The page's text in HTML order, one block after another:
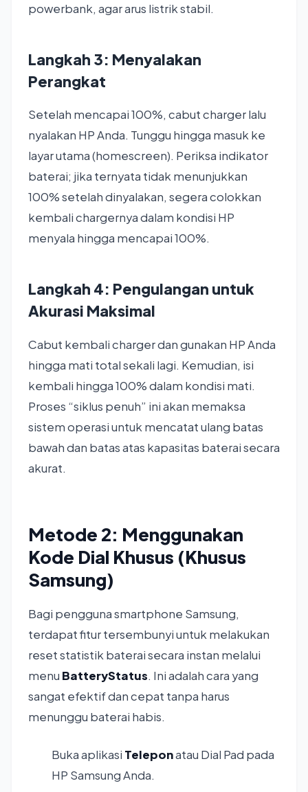
powerbank, agar arus listrik stabil.
Langkah 3: Menyalakan
Perangkat
Setelah mencapai 100%, cabut charger lalu
nyalakan HP Anda. Tunggu hingga masuk ke
layar utama (homescreen). Periksa indikator
baterai; jika ternyata tidak menunjukkan
100% setelah dinyalakan, segera colokkan
kembali chargernya dalam kondisi HP
menyala hingga mencapai 100%.
Langkah 4: Pengulangan untuk
Akurasi Maksimal
Cabut kembali charger dan gunakan HP Anda
hingga mati total sekali lagi. Kemudian, isi
kembali hingga 100% dalam kondisi mati.
Proses “siklus penuh” ini akan memaksa
sistem operasi untuk mencatat ulang batas
bawah dan batas atas kapasitas baterai secara
akurat.
Metode 2: Menggunakan
Kode Dial Khusus (Khusus
Samsung)
Bagi pengguna smartphone Samsung,
terdapat fitur tersembunyi untuk melakukan
reset statistik baterai secara instan melalui
menu BatteryStatus. Ini adalah cara yang
sangat efektif dan cepat tanpa harus
menunggu baterai habis.
Buka aplikasi Teleponatau Dial Pad pada
HP Samsung Anda.